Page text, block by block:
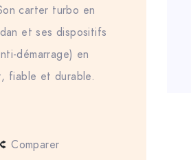
carter turbo en
et ses dispositifs
démarrage) en
fiable et durable.
Comparer